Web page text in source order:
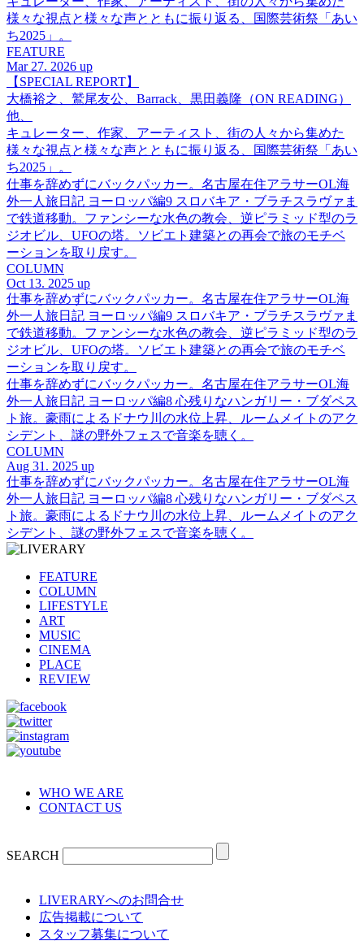
様々な視点と様々な声とともに振り返る、国際芸術祭「あい
ち2025」。
FEATURE
Mar 27. 2026 up
【SPECIAL REPORT】
大橋裕之、鷲尾友公、Barrack、黒田義隆（ON READING）
他、
キュレーター、作家、アーティスト、街の人々から集めた
様々な視点と様々な声とともに振り返る、国際芸術祭「あい
ち2025」。
仕事を辞めずにバックパッカー。名古屋在住アラサーOL海
外一人旅日記 ヨーロッパ編9 スロバキア・ブラチスラヴァま
で鉄道移動。ファンシーな水色の教会、逆ピラミッド型のラ
ジオビル、UFOの塔。ソビエト建築との再会で旅のモチベ
ーションを取り戻す。
COLUMN
Oct 13. 2025 up
仕事を辞めずにバックパッカー。名古屋在住アラサーOL海
外一人旅日記 ヨーロッパ編9 スロバキア・ブラチスラヴァま
で鉄道移動。ファンシーな水色の教会、逆ピラミッド型のラ
ジオビル、UFOの塔。ソビエト建築との再会で旅のモチベ
ーションを取り戻す。
仕事を辞めずにバックパッカー。名古屋在住アラサーOL海
外一人旅日記 ヨーロッパ編8 心残りなハンガリー・ブダペス
ト旅。豪雨によるドナウ川の水位上昇、ルームメイトのアク
シデント、謎の野外フェスで音楽を聴く。
COLUMN
Aug 31. 2025 up
仕事を辞めずにバックパッカー。名古屋在住アラサーOL海
外一人旅日記 ヨーロッパ編8 心残りなハンガリー・ブダペス
ト旅。豪雨によるドナウ川の水位上昇、ルームメイトのアク
シデント、謎の野外フェスで音楽を聴く。
FEATURE
COLUMN
LIFESTYLE
ART
MUSIC
CINEMA
PLACE
REVIEW
WHO WE ARE
CONTACT US
SEARCH
LIVERARYへのお問合せ
広告掲載について
スタッフ募集について